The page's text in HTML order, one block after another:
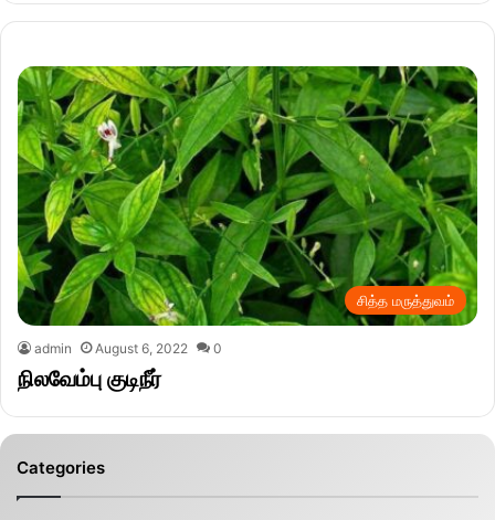
சித்த மருத்துவம்
admin August 6, 2022 0
நிலவேம்பு குடிநீர்
Categories